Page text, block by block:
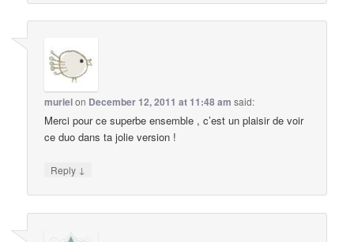
murielon December 12, 2011 at 11:48 am said:
Merci pour ce superbe ensemble , c’est un plaisir de voir
ce duo dans ta jolie version !
Reply ↓